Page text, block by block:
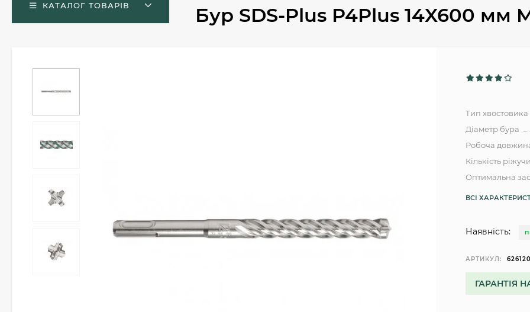
КАТАЛОГ ТОВАРІВ Бур SDS-Plus P4Plus 14X600 мм
Тип хвостовика
Діаметр бура
Робоча
Кількість
Оптимальна
ВСІ
Наявність:
АРТИКУЛ:
ГАРАНТІЯ